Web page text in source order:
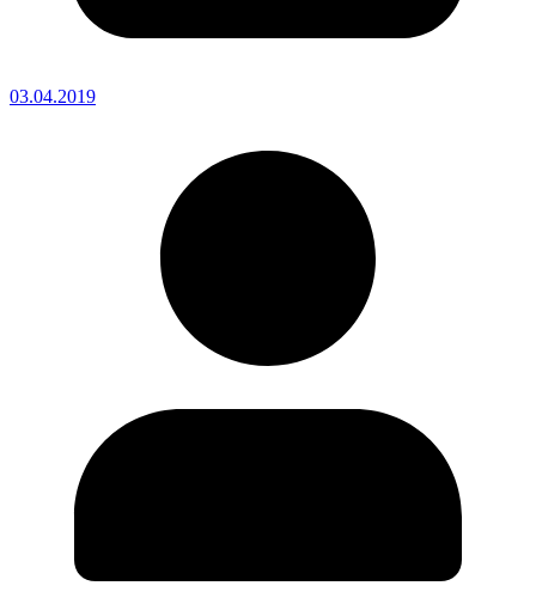
03.04.2019